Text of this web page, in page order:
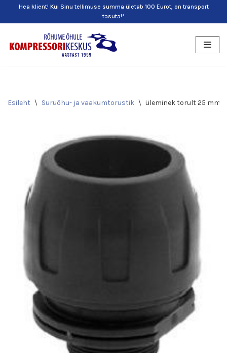
content
Hea klient! Kui Sinu tellimuse summa ületab 100 Eurot, on transport
tasuta!*
Esileht \ Suruõhu- ja vaakumtorustik \ üleminek torult 25 mm-